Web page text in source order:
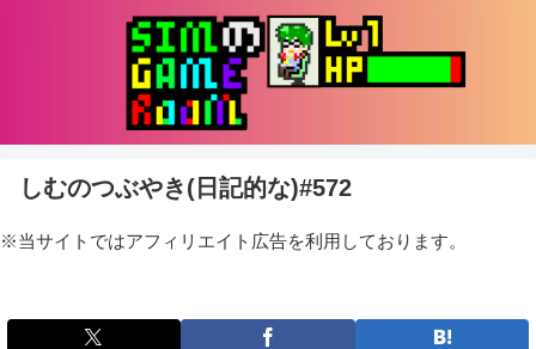
しむのつぶやき(日記的な)#572
※当サイトではアフィリエイト広告を利用しております。